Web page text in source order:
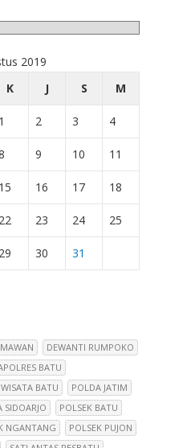
2019
K J S M
1 2 3 4
9 10 11
15 16 17 18
22 23 24 25
29 30
31
DEWANTI RUMPOKO
BATU
BATU
POLDA JATIM
SIDOARJO
POLSEK BATU
NGANTANG
POLSEK PUJON